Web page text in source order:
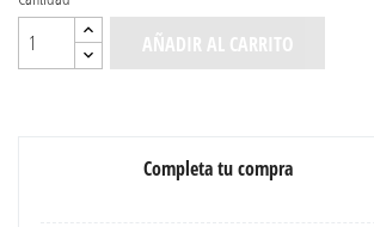
AÑADIR AL CARRITO
Completa tu compra